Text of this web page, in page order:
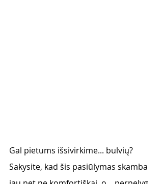
Gal pietums išsivirkime... bulvių?
Sakysite, kad šis pasiūlymas skamba